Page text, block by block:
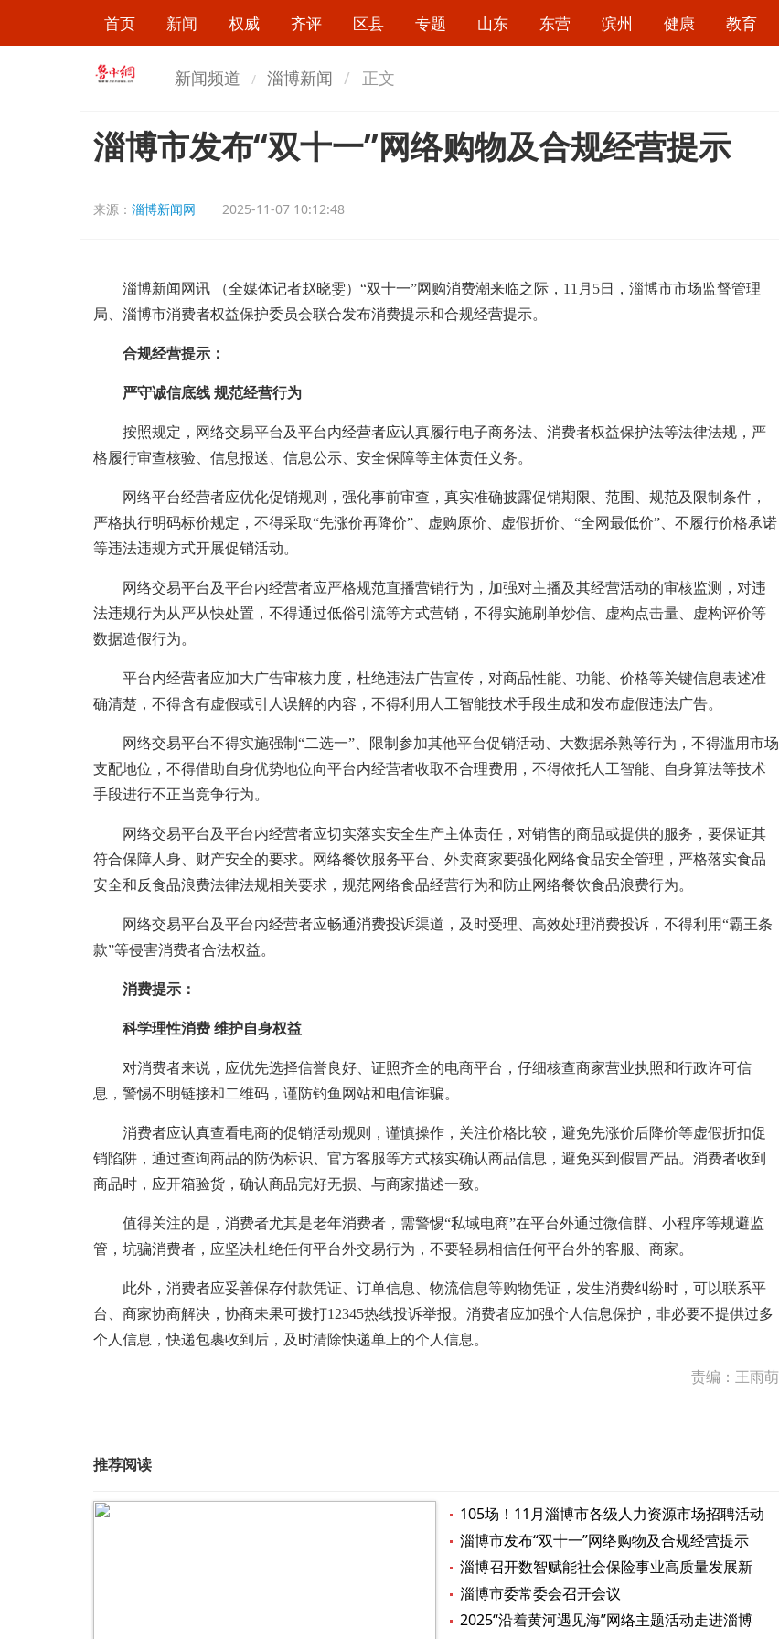
首页 新闻 权威 齐评 区县 专题 山东 东营 滨州 健康 教育
新闻频道 淄博新闻 正文
淄博市发布“双十一”网络购物及合规经营提示
来源： 淄博新闻网 2025-11-07 10:12:48
淄博新闻网讯 （全媒体记者赵晓雯）“双十一”网购消费潮来临之际，11月5日，淄博市市场监督管理
局、淄博市消费者权益保护委员会联合发布消费提示和合规经营提示。
合规经营提示：
严守诚信底线 规范经营行为
按照规定，网络交易平台及平台内经营者应认真履行电子商务法、消费者权益保护法等法律法规，严
格履行审查核验、信息报送、信息公示、安全保障等主体责任义务。
网络平台经营者应优化促销规则，强化事前审查，真实准确披露促销期限、范围、规范及限制条件，
严格执行明码标价规定，不得采取“先涨价再降价”、虚购原价、虚假折价、“全网最低价”、不履行价格承诺
等违法违规方式开展促销活动。
网络交易平台及平台内经营者应严格规范直播营销行为，加强对主播及其经营活动的审核监测，对违
法违规行为从严从快处置，不得通过低俗引流等方式营销，不得实施刷单炒信、虚构点击量、虚构评价等
数据造假行为。
平台内经营者应加大广告审核力度，杜绝违法广告宣传，对商品性能、功能、价格等关键信息表述准
确清楚，不得含有虚假或引人误解的内容，不得利用人工智能技术手段生成和发布虚假违法广告。
网络交易平台不得实施强制“二选一”、限制参加其他平台促销活动、大数据杀熟等行为，不得滥用市场
支配地位，不得借助自身优势地位向平台内经营者收取不合理费用，不得依托人工智能、自身算法等技术
手段进行不正当竞争行为。
网络交易平台及平台内经营者应切实落实安全生产主体责任，对销售的商品或提供的服务，要保证其
符合保障人身、财产安全的要求。网络餐饮服务平台、外卖商家要强化网络食品安全管理，严格落实食品
安全和反食品浪费法律法规相关要求，规范网络食品经营行为和防止网络餐饮食品浪费行为。
网络交易平台及平台内经营者应畅通消费投诉渠道，及时受理、高效处理消费投诉，不得利用“霸王条
款”等侵害消费者合法权益。
消费提示：
科学理性消费 维护自身权益
对消费者来说，应优先选择信誉良好、证照齐全的电商平台，仔细核查商家营业执照和行政许可信
息，警惕不明链接和二维码，谨防钓鱼网站和电信诈骗。
消费者应认真查看电商的促销活动规则，谨慎操作，关注价格比较，避免先涨价后降价等虚假折扣促
销陷阱，通过查询商品的防伪标识、官方客服等方式核实确认商品信息，避免买到假冒产品。消费者收到
商品时，应开箱验货，确认商品完好无损、与商家描述一致。
值得关注的是，消费者尤其是老年消费者，需警惕“私域电商”在平台外通过微信群、小程序等规避监
管，坑骗消费者，应坚决杜绝任何平台外交易行为，不要轻易相信任何平台外的客服、商家。
此外，消费者应妥善保存付款凭证、订单信息、物流信息等购物凭证，发生消费纠纷时，可以联系平
台、商家协商解决，协商未果可拨打12345热线投诉举报。消费者应加强个人信息保护，非必要不提供过多
个人信息，快递包裹收到后，及时清除快递单上的个人信息。
责编：王雨萌
推荐阅读
105场！11月淄博市各级人力资源市场招聘活动
计划来啦
淄博市发布“双十一”网络购物及合规经营提示
淄博召开数智赋能社会保险事业高质量发展新
闻发布会
淄博市委常委会召开会议
2025“沿着黄河遇见海”网络主题活动走进淄博